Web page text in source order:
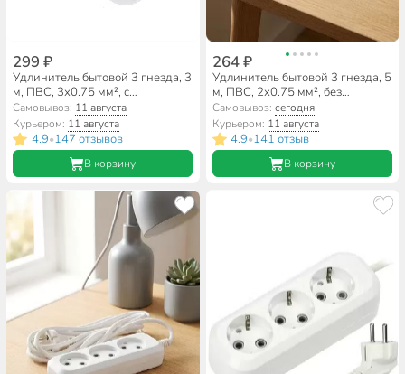
299 ₽
Удлинитель бытовой 3 гнезда, 3
м, ПВС, 3х0.75 мм², с
заземлением, 16 А, Jett, PC-3,
155-633
Самовывоз: 11 августа
Курьером: 11 августа
4.9•147 отзывов
В корзину
264 ₽
Удлинитель бытовой 3 гнезда, 5
м, ПВС, 2х0.75 мм², без
заземления, 10 А, Jett, PC-3,
155-205
Самовывоз: сегодня
Курьером: 11 августа
4.9•141 отзыв
В корзину